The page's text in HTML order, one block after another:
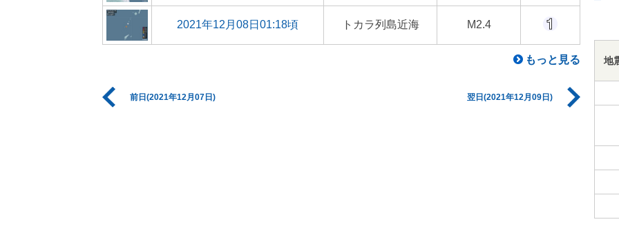
2021年12月08日01:18頃 トカラ列島近海 M2.4
もっと見る
前日(2021年12月07日) 翌日(2021年12月09日)
地